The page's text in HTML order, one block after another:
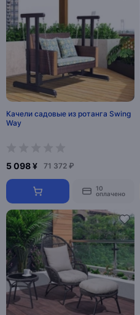
Качели садовые из ротанга Swing
Way
5 098 ¥ 71 372 ₽
10
оплачено